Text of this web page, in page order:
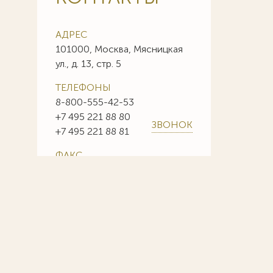
АДРЕС
101000, Москва, Мясницкая
ул., д. 13, стр. 5
ТЕЛЕФОНЫ
8-800-555-42-53
+7 495 221 88 80
+7 495 221 88 81
ЗВОНОК
ФАКС